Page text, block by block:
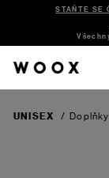
STAŇTE SE
UNISEX / Doplňky